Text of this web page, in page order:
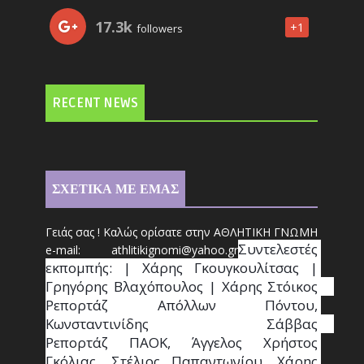
17.3k followers +1
RECENT NEWS
ΣΧΕΤΙΚΑ ΜΕ ΕΜΑΣ
Γειάς σας ! Καλώς ορίσατε στην ΑΘΛΗΤΙΚΗ ΓΝΩΜΗ
e-mail: athlitikignomi@yahoo.grΣυντελεστές
εκπομπής: | Χάρης Γκουγκουλίτσας |
Γρηγόρης Βλαχόπουλος | Χάρης Στόικος
Ρεπορτάζ Απόλλων Πόντου,
Κωνσταντινίδης   Σάββας
Ρεπορτάζ ΠΑΟΚ, Άγγελος Χρήστος